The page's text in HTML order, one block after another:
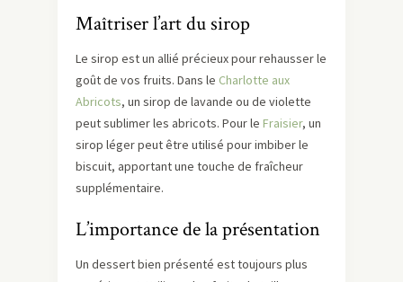
Maîtriser l’art du sirop
Le sirop est un allié précieux pour rehausser le
goût de vos fruits. Dans le Charlotte aux
Abricots, un sirop de lavande ou de violette
peut sublimer les abricots. Pour le Fraisier, un
sirop léger peut être utilisé pour imbiber le
biscuit, apportant une touche de fraîcheur
supplémentaire.
L’importance de la présentation
Un dessert bien présenté est toujours plus